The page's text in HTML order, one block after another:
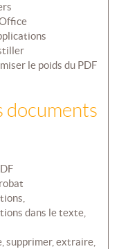
le poids du PDF
documents
dans le texte,
supprimer, extraire,